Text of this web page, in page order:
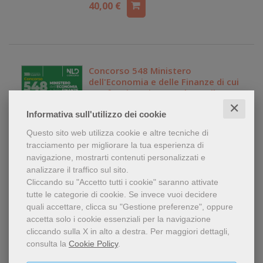
Informativa sull'utilizzo dei cookie ✕
Questo sito web utilizza cookie e altre tecniche di
tracciamento per migliorare la tua esperienza di
navigazione, mostrarti contenuti personalizzati e
analizzare il traffico sul sito.
Cliccando su "Accetto tutti i cookie" saranno attivate
tutte le categorie di cookie. Se invece vuoi decidere
quali accettare, clicca su "Gestione preferenze", oppure
accetta solo i cookie essenziali per la navigazione
cliccando sulla X in alto a destra. Per maggiori dettagli,
consulta la Cookie Policy.
40,00 €
Concorso 548 Ministero
dell'Economia e delle Finanze di cui
485 funzionari. Manuale per il
amministrativo contabili (cod.
Libro: Libro in brossura
anno edizione: 2026
43,00 €
Concorso 548 Ministero
dell'Economia e delle Finanze di cui
485 funzionari. Manuale per il